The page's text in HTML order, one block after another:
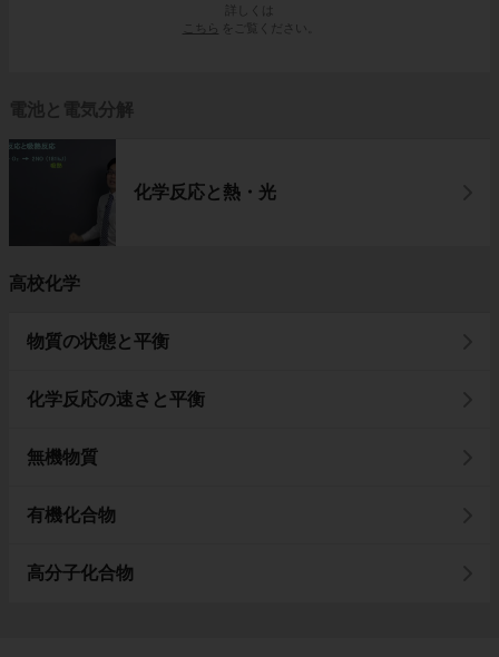
詳しくは
こちら
をご覧ください。
電池と電気分解
化学反応と熱・光
高校化学
物質の状態と平衡
化学反応の速さと平衡
無機物質
有機化合物
高分子化合物